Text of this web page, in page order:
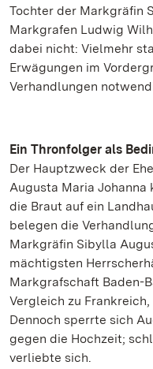
Tochter der Markgräfin
Markgrafen Ludwig
dabei nicht: Vielmehr
Erwägungen im
Verhandlungen
Ein Thronfolger als
Der Hauptzweck der
Augusta Maria Johanna
die Braut auf ein
belegen die
Markgräfin Sibylla
mächtigsten
Markgrafschaft Baden-
Vergleich zu
Dennoch sperrte sich
gegen die Hochzeit;
verliebte sich.